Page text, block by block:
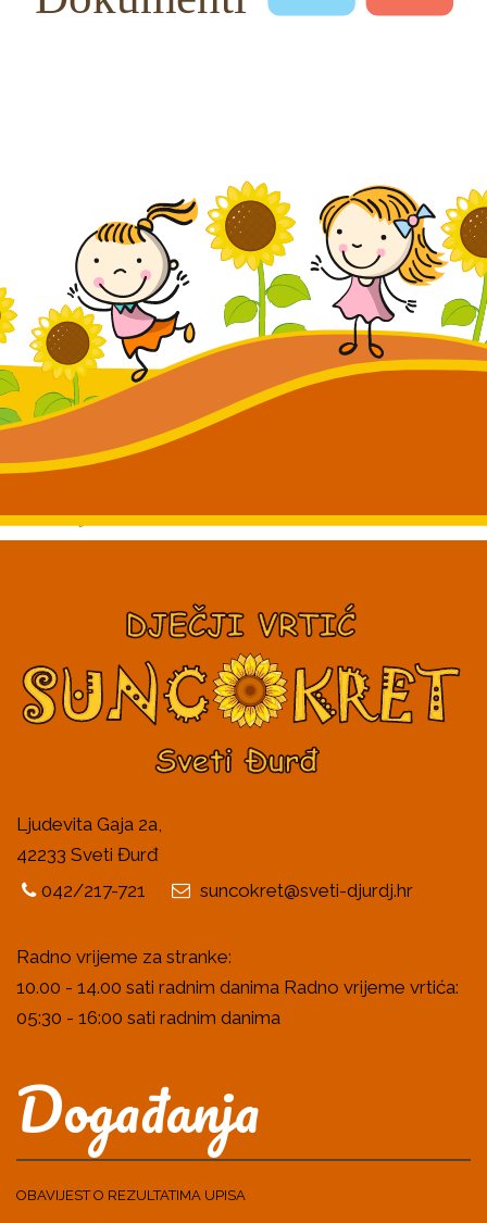
Ljudevita Gaja 2a,
42233 Sveti Đurđ
042/217-721
suncokret@sveti-djurdj.hr
Radno vrijeme za stranke:
10.00 - 14.00 sati radnim danima Radno vrijeme vrtića:
05:30 - 16:00 sati radnim danima
Događanja
OBAVIJEST O REZULTATIMA UPISA